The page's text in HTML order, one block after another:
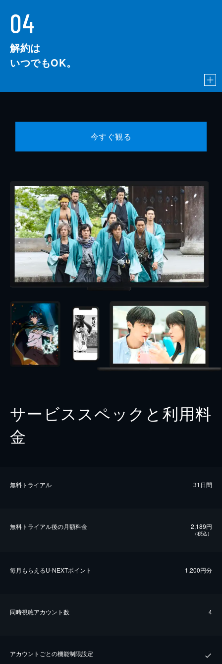
04
解約は
いつでもOK。
今すぐ観る
サービススペックと利用料
金
無料トライアル 31日間
無料トライアル後の⽉額料金 2,189円
（税込）
毎⽉もらえるU-NEXTポイント 1,200円分
同時視聴アカウント数 4
アカウントごとの機能制限設定